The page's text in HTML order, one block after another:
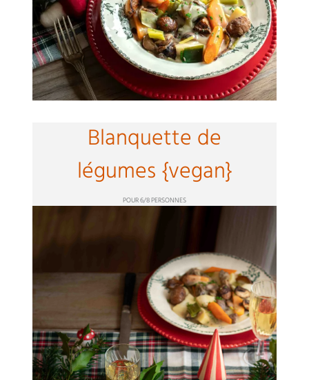
Blanquette de
légumes {vegan}
POUR 6/8 PERSONNES